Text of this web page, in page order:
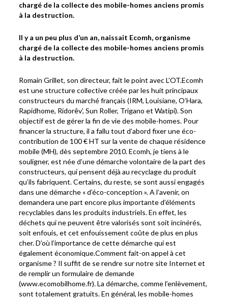
chargé de la collecte des mobile-homes anciens promis
à la destruction.
Il y a un peu plus d’un an, naissait Ecomh, organisme
chargé de la collecte des mobile-homes anciens promis
à la destruction.
Romain Grillet, son directeur, fait le point avec L’OT.Ecomh
est une structure collective créée par les huit principaux
constructeurs du marché français (IRM, Louisiane, O’Hara,
Rapidhome, Ridorêv’, Sun Roller, Trigano et Watipi). Son
objectif est de gérer la fin de vie des mobile-homes. Pour
financer la structure, il a fallu tout d’abord fixer une éco-
contribution de 100 € HT sur la vente de chaque résidence
mobile (MH), dès septembre 2010. Ecomh, je tiens à le
souligner, est née d’une démarche volontaire de la part des
constructeurs, qui pensent déjà au recyclage du produit
qu’ils fabriquent. Certains, du reste, se sont aussi engagés
dans une démarche « d’éco-conception ». A l’avenir, on
demandera une part encore plus importante d’éléments
recyclables dans les produits industriels. En effet, les
déchets qui ne peuvent être valorisés sont soit incinérés,
soit enfouis, et cet enfouissement coûte de plus en plus
cher. D’où l’importance de cette démarche qui est
également économique.Comment fait-on appel à cet
organisme ? Il suffit de se rendre sur notre site Internet et
de remplir un formulaire de demande
(www.ecomobilhome.fr). La démarche, comme l’enlèvement,
sont totalement gratuits. En général, les mobile-homes